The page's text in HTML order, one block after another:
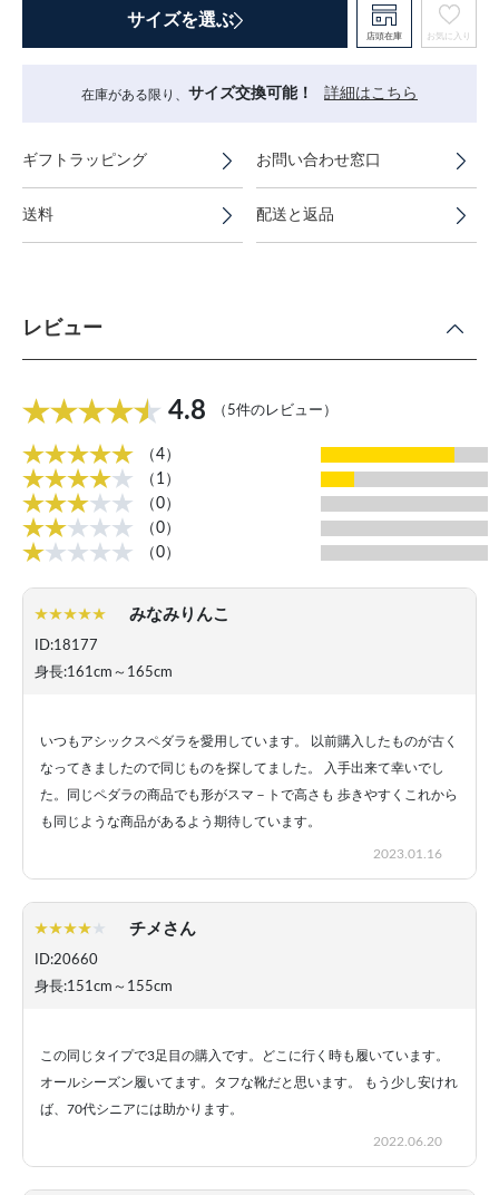
サイズを選ぶ
店頭在庫 お気に入り
在庫がある限り、 サイズ交換可能！ 詳細はこちら
ギフトラッピング お問い合わせ窓口
送料 配送と返品
レビュー
4.8 （5件のレビュー）
（4）
（1）
（0）
（0）
（0）
みなみりんこ
ID:18177
身長:161cm～165cm
いつもアシックスペダラを愛用しています。 以前購入したものが古く
なってきましたので同じものを探してました。 入手出来て幸いでし
た。同じペダラの商品でも形がスマ－トで高さも 歩きやすくこれから
も同じような商品があるよう期待しています。
2023.01.16
チメさん
ID:20660
身長:151cm～155cm
この同じタイプで3足目の購入です。どこに行く時も履いています。
オールシーズン履いてます。タフな靴だと思います。 もう少し安けれ
ば、70代シニアには助かります。
2022.06.20